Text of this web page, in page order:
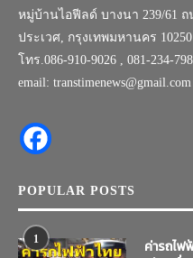
หมู่บ้านไอฟีลด์ บางนา 239/61
ประเวศ, กรุงเทพมหานคร 10250
โทร.086-910-9026 , 081-234-
email: transtimenews@gmail.com
POPULAR POSTS
1
ค่ารถไฟ